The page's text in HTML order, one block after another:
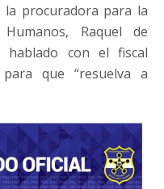
la procuradora para la
Raquel de
hablado con el fiscal
que “resuelva a